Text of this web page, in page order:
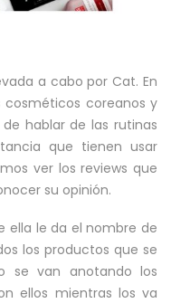
a cabo por Cat. En
cosméticos coreanos y
hablar de las rutinas
que tienen usar
ver los reviews que
su opinión.
ella le da el nombre de
los productos que se
se van anotando los
ellos mientras los va